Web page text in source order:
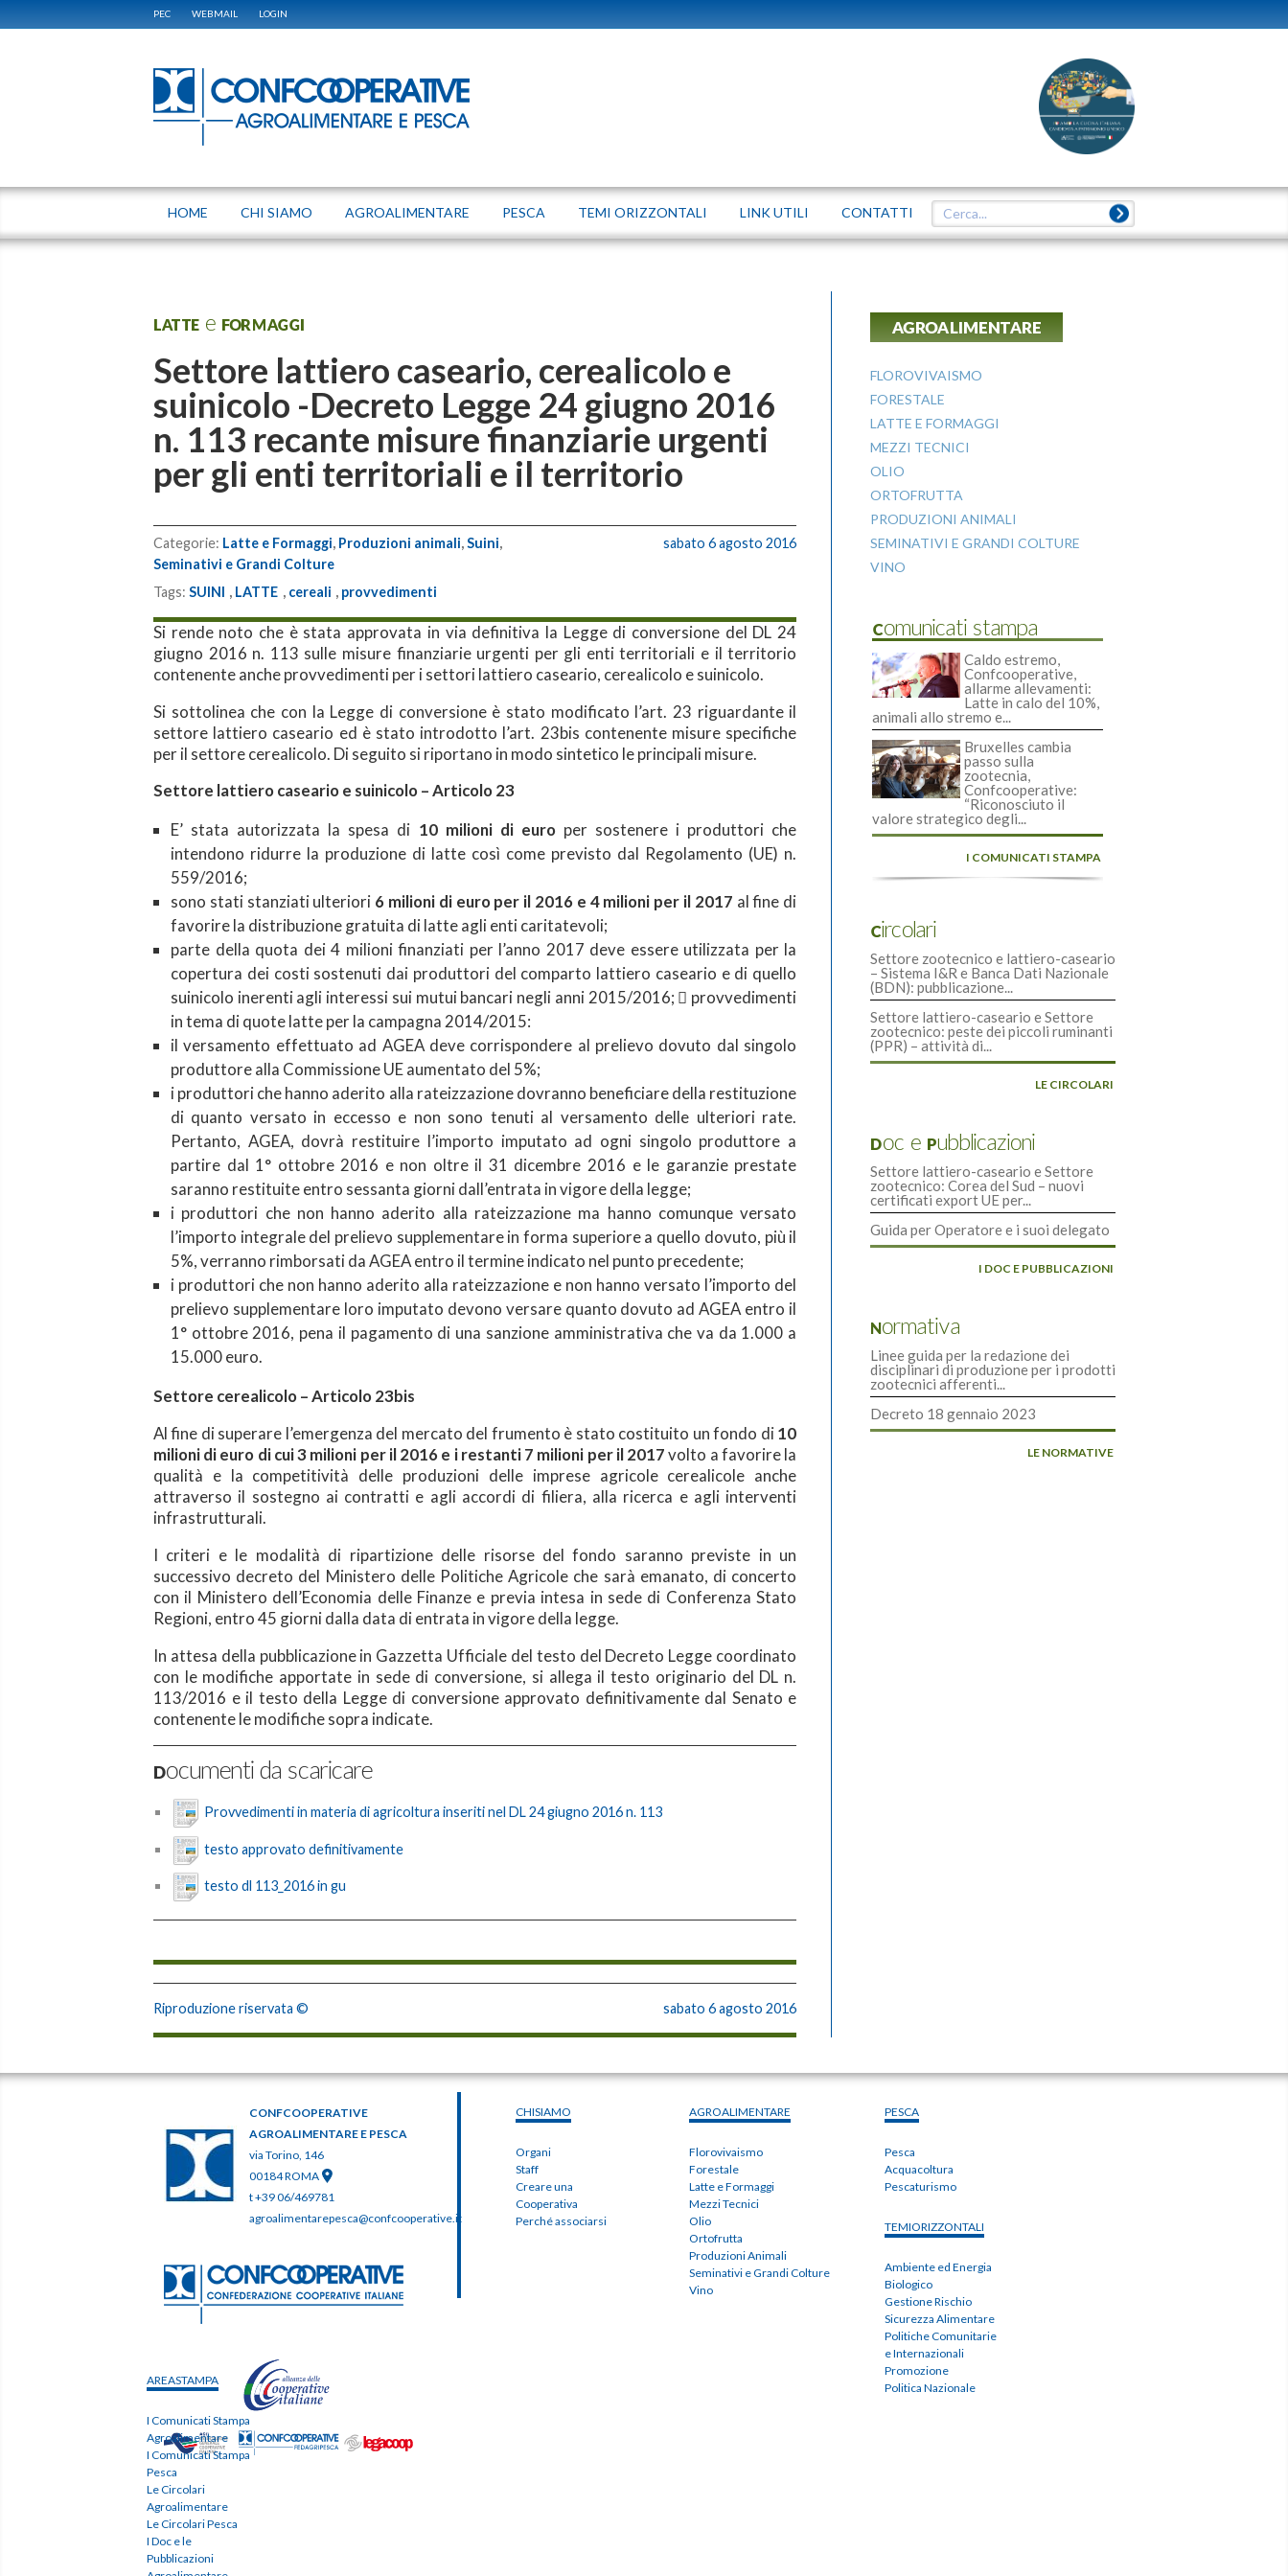
PEC WEBMAIL LOGIN
HOME CHI SIAMO AGROALIMENTARE PESCA TEMI ORIZZONTALI LINK UTILI CONTATTI
LATTE e FORMAGGI
Settore lattiero caseario, cerealicolo e
suinicolo -Decreto Legge 24 giugno 2016
n. 113 recante misure finanziarie urgenti
per gli enti territoriali e il territorio
sabato 6 agosto 2016
Categorie: Latte e Formaggi, Produzioni animali,Suini,
Seminativi e Grandi Colture
Tags: SUINI , LATTE , cereali , provvedimenti
Si rende noto che è stata approvata in via definitiva la Legge di conversione del DL 24
giugno 2016 n. 113 sulle misure finanziarie urgenti per gli enti territoriali e il territorio
contenente anche provvedimenti per i settori lattiero caseario, cerealicolo e suinicolo.
Si sottolinea che con la Legge di conversione è stato modificato l’art. 23 riguardante il
settore lattiero caseario ed è stato introdotto l’art. 23bis contenente misure specifiche
per il settore cerealicolo. Di seguito si riportano in modo sintetico le principali misure.
Settore lattiero caseario e suinicolo – Articolo 23
E’ stata autorizzata la spesa di 10 milioni di europer sostenere i produttori che
intendono ridurre la produzione di latte così come previsto dal Regolamento (UE) n.
559/2016;
sono stati stanziati ulteriori 6 milioni di euro per il 2016 e 4 milioni per il 2017 al fine di
favorire la distribuzione gratuita di latte agli enti caritatevoli;
parte della quota dei 4 milioni finanziati per l’anno 2017 deve essere utilizzata per la
copertura dei costi sostenuti dai produttori del comparto lattiero caseario e di quello
suinicolo inerenti agli interessi sui mutui bancari negli anni 2015/2016;  provvedimenti
in tema di quote latte per la campagna 2014/2015:
il versamento effettuato ad AGEA deve corrispondere al prelievo dovuto dal singolo
produttore alla Commissione UE aumentato del 5%;
i produttori che hanno aderito alla rateizzazione dovranno beneficiare della restituzione
di quanto versato in eccesso e non sono tenuti al versamento delle ulteriori rate.
Pertanto, AGEA, dovrà restituire l’importo imputato ad ogni singolo produttore a
partire dal 1° ottobre 2016 e non oltre il 31 dicembre 2016 e le garanzie prestate
saranno restituite entro sessanta giorni dall’entrata in vigore della legge;
i produttori che non hanno aderito alla rateizzazione ma hanno comunque versato
l’importo integrale del prelievo supplementare in forma superiore a quello dovuto, più il
5%, verranno rimborsati da AGEA entro il termine indicato nel punto precedente;
i produttori che non hanno aderito alla rateizzazione e non hanno versato l’importo del
prelievo supplementare loro imputato devono versare quanto dovuto ad AGEA entro il
1° ottobre 2016, pena il pagamento di una sanzione amministrativa che va da 1.000 a
15.000 euro.
Settore cerealicolo – Articolo 23bis
Al fine di superare l’emergenza del mercato del frumento è stato costituito un fondo di 10
milioni di euro di cui 3 milioni per il 2016 e i restanti 7 milioni per il 2017volto a favorire la
qualità e la competitività delle produzioni delle imprese agricole cerealicole anche
attraverso il sostegno ai contratti e agli accordi di filiera, alla ricerca e agli interventi
infrastrutturali.
I criteri e le modalità di ripartizione delle risorse del fondo saranno previste in un
successivo decreto del Ministero delle Politiche Agricole che sarà emanato, di concerto
con il Ministero dell’Economia delle Finanze e previa intesa in sede di Conferenza Stato
Regioni, entro 45 giorni dalla data di entrata in vigore della legge.
In attesa della pubblicazione in Gazzetta Ufficiale del testo del Decreto Legge coordinato
con le modifiche apportate in sede di conversione, si allega il testo originario del DL n.
113/2016 e il testo della Legge di conversione approvato definitivamente dal Senato e
contenente le modifiche sopra indicate.
Documenti da scaricare
Provvedimenti in materia di agricoltura inseriti nel DL 24 giugno 2016 n. 113
testo approvato definitivamente
testo dl 113_2016 in gu
Riproduzione riservata © sabato 6 agosto 2016
AGROALIMENTARE
FLOROVIVAISMO
FORESTALE
LATTE E FORMAGGI
MEZZI TECNICI
OLIO
ORTOFRUTTA
PRODUZIONI ANIMALI
SEMINATIVI E GRANDI COLTURE
VINO
Comunicati stampa
Caldo estremo,
Confcooperative,
allarme allevamenti:
Latte in calo del 10%,
animali allo stremo e...
Bruxelles cambia
passo sulla
zootecnia,
Confcooperative:
“Riconosciuto il
valore strategico degli...
I COMUNICATI STAMPA
Circolari
Settore zootecnico e lattiero-caseario
– Sistema I&R e Banca Dati Nazionale
(BDN): pubblicazione...
Settore lattiero-caseario e Settore
zootecnico: peste dei piccoli ruminanti
(PPR) – attività di...
LE CIRCOLARI
Doc e Pubblicazioni
Settore lattiero-caseario e Settore
zootecnico: Corea del Sud – nuovi
certificati export UE per...
Guida per Operatore e i suoi delegato
I DOC E PUBBLICAZIONI
Normativa
Linee guida per la redazione dei
disciplinari di produzione per i prodotti
zootecnici afferenti...
Decreto 18 gennaio 2023
LE NORMATIVE
CONFCOOPERATIVE
AGROALIMENTARE E PESCA
via Torino, 146
00184 ROMA
t +39 06/469781
agroalimentarepesca@confcooperative.it
CHISIAMO
Organi
Staff
Creare una
Cooperativa
Perché associarsi
AGROALIMENTARE
Florovivaismo
Forestale
Latte e Formaggi
Mezzi Tecnici
Olio
Ortofrutta
Produzioni Animali
Seminativi e Grandi Colture
Vino
PESCA
Pesca
Acquacoltura
Pescaturismo
TEMIORIZZONTALI
Ambiente ed Energia
Biologico
Gestione Rischio
Sicurezza Alimentare
Politiche Comunitarie
e Internazionali
Promozione
Politica Nazionale
AREASTAMPA
I Comunicati Stampa
Agroalimentare
I Comunicati Stampa
Pesca
Le Circolari
Agroalimentare
Le Circolari Pesca
I Doc e le
Pubblicazioni